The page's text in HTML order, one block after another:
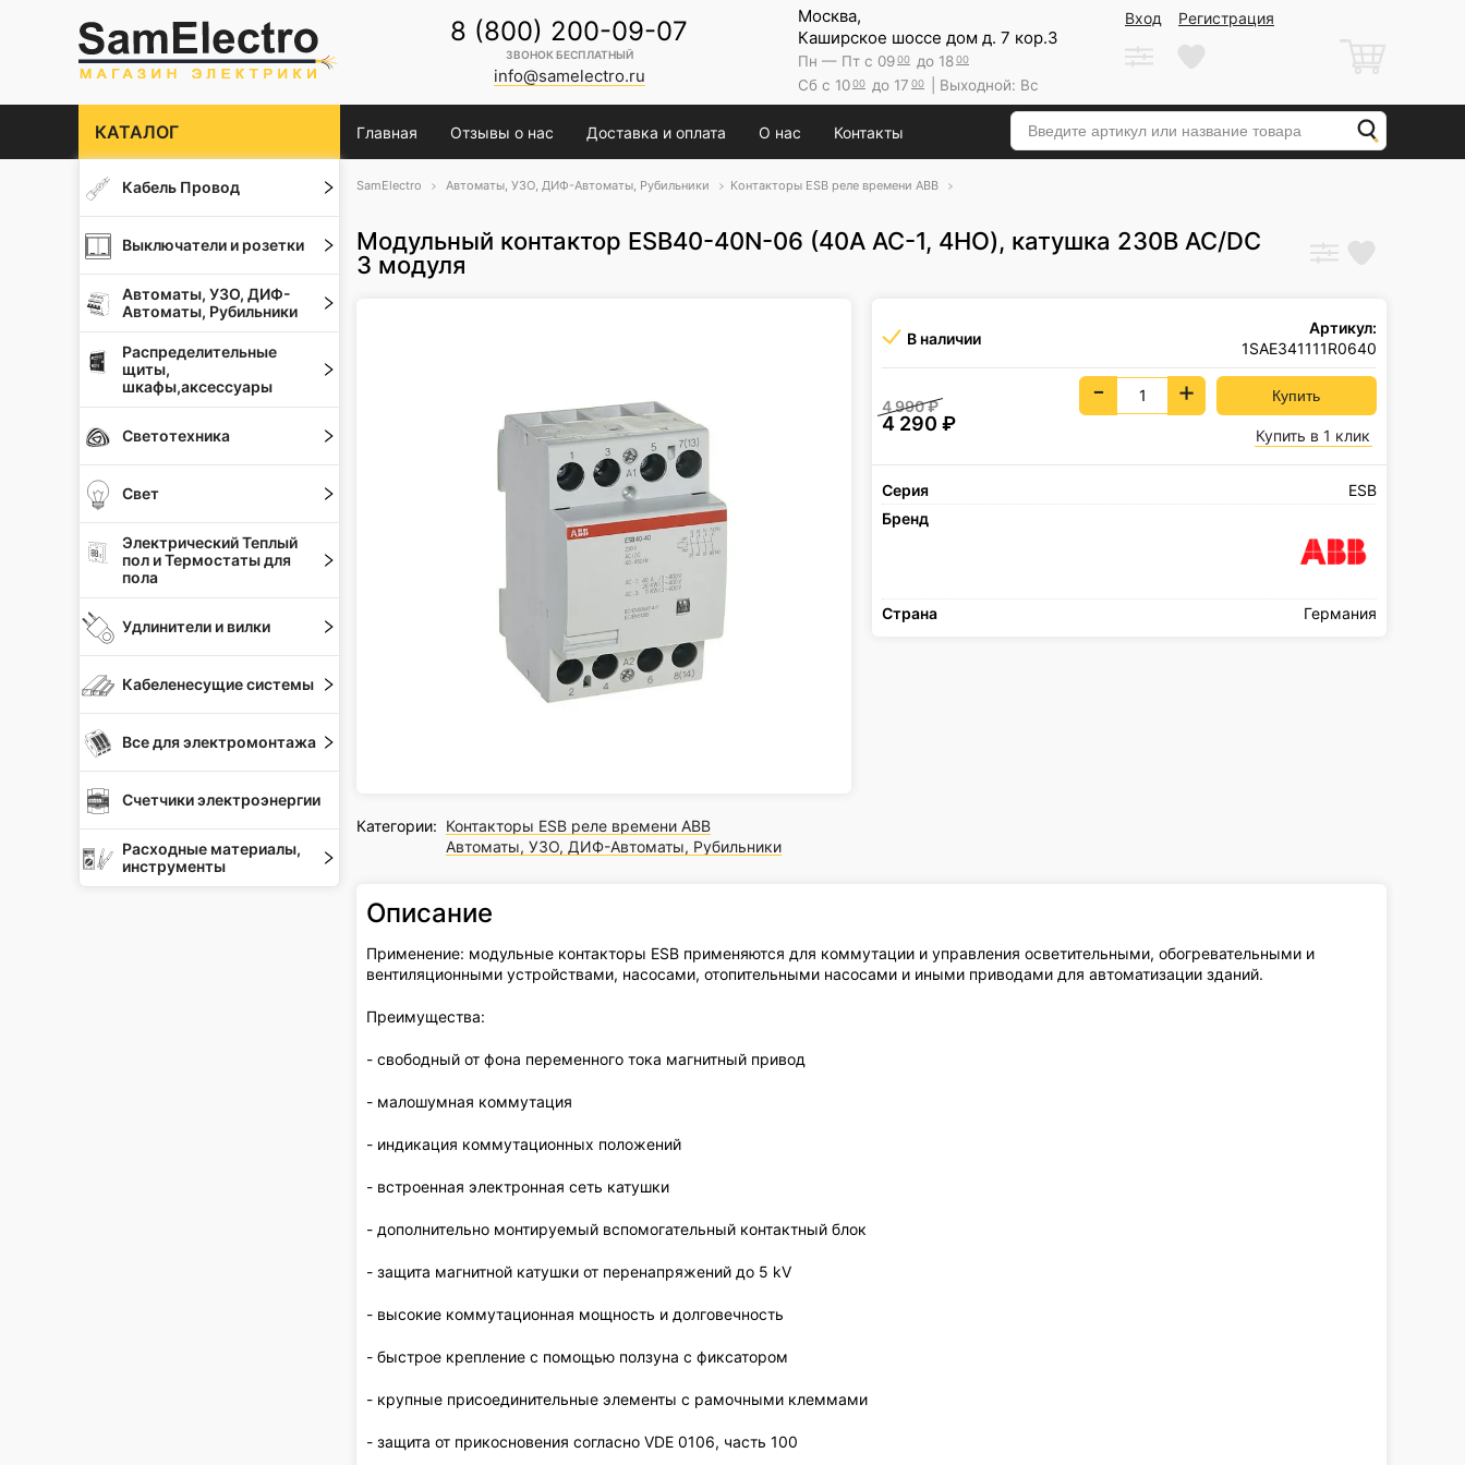
8 (800) 200-09-07
ЗВОНОК БЕСПЛАТНЫЙ
info@samelectro.ru
Москва,
Каширское шоссе дом д. 7 кор.3
Пн — Пт с 0900 до 1800
Сб с 1000 до 17 00 | Выходной: Вс
Вход Регистрация
КАТАЛОГ Главная Отзывы о нас Доставка и оплата О нас Контакты
Кабель Провод
Выключатели и розетки
Автоматы, УЗО, ДИФ-
Автоматы, Рубильники
Распределительные
щиты,
шкафы,аксессуары
Светотехника
Свет
Электрический Теплый
пол и Термостаты для
пола
Удлинители и вилки
Кабеленесущие системы
Все для электромонтажа
Счетчики электроэнергии
Расходные материалы,
инструменты
SamElectro Автоматы, УЗО, ДИФ-Автоматы, Рубильники Контакторы ESB реле времени ABB
Модульный контактор ESB40-40N-06 (40А АС-1, 4НО), катушка 230В AC/DC
3 модуля
Категории: Контакторы ESB реле времени ABB
Автоматы, УЗО, ДИФ-Автоматы, Рубильники
В наличии
Артикул:
1SAE341111R0640
4 990₽
4 290 ₽
- +
Купить в 1 клик
Серия
ESB
Бренд
Страна Германия
Описание
Применение: модульные контакторы ESB применяются для коммутации и управления осветительными, обогревательными и
вентиляционными устройствами, насосами, отопительными насосами и иными приводами для автоматизации зданий.
Преимущества:
- свободный от фона переменного тока магнитный привод
- малошумная коммутация
- индикация коммутационных положений
- встроенная электронная сеть катушки
- дополнительно монтируемый вспомогательный кoнтaктный блoк
- защита магнитной катушки от перенапряжений до 5 kV
- высокие коммутационная мощность и долговечность
- быстрое крепление с помощью ползуна с фиксатором
- крупные присоединительные элементы с рамочными клеммами
- защита от прикосновения согласно VDE 0106, часть 100